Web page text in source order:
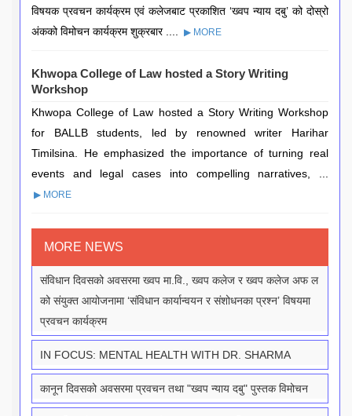
विषयक प्रवचन कार्यक्रम एवं कलेजबाट प्रकाशित ‘ख्वप न्याय दबु’ को दोस्रो
अंकको विमोचन कार्यक्रम शुक्रबार .... ▶ MORE
Khwopa College of Law hosted a Story Writing
Workshop
Khwopa College of Law hosted a Story Writing Workshop
for BALLB students, led by renowned writer Harihar
Timilsina. He emphasized the importance of turning real
events and legal cases into compelling narratives, ...
▶ MORE
MORE NEWS
संविधान दिवसको अवसरमा ख्वप मा.वि., ख्वप कलेज र ख्वप कलेज अफ ल
को संयुक्त आयोजनामा ‘संविधान कार्यान्वयन र संशोधनका प्रश्न’ विषयमा
प्रवचन कार्यक्रम
IN FOCUS: MENTAL HEALTH WITH DR. SHARMA
कानून दिवसको अवसरमा प्रवचन तथा "ख्वप न्याय दबु" पुस्तक विमोचन